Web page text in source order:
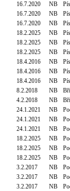
16.7.2020 NB
16.7.2020 NB
16.7.2020 NB
18.2.2025 NB
18.2.2025 NB
18.2.2025 NB
18.4.2016 NB
18.4.2016 NB
18.4.2016 NB
8.2.2018 NB
4.2.2018 NB
24.1.2021 NB
24.1.2021 NB
24.1.2021 NB
18.2.2025 NB
18.2.2025 NB
18.2.2025 NB
3.2.2017 NB
3.2.2017 NB
3.2.2017 NB